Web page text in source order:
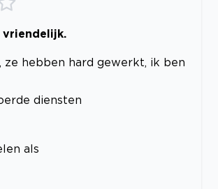
vriendelijk.
ze hebben hard gewerkt, ik ben
diensten
als